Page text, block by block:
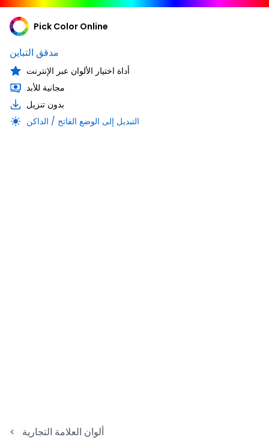
Pick Color Online
مدقق التباين
أداة اختيار الألوان عبر الإنترنت
مجانية للأبد
بدون تنزيل
التبديل إلى الوضع الفاتح / الداكن
< ألوان العلامة التجارية